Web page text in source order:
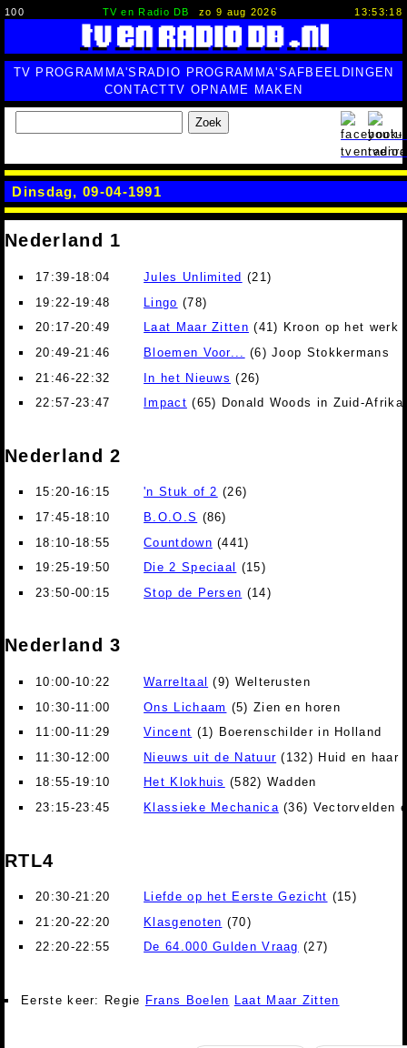
100 TV en Radio DB zo 9 aug 2026 13:53:19
TV PROGRAMMA'S RADIO PROGRAMMA'SAFBEELDINGEN
CONTACTTV OPNAME MAKEN
Zoek
Dinsdag, 09-04-1991
Nederland 1
17:39-18:04 Jules Unlimited (21)
19:22-19:48
Lingo (78)
20:17-20:49
Laat Maar Zitten (41) Kroon op het werk
20:49-21:46
Bloemen Voor... (6) Joop Stokkermans
21:46-22:32
In het Nieuws (26)
22:57-23:47
Impact (65) Donald Woods in Zuid-Afrika
Nederland 2
15:20-16:15 'n Stuk of 2 (26)
17:45-18:10
B.O.O.S (86)
18:10-18:55
Countdown (441)
19:25-19:50
Die 2 Speciaal
(15)
23:50-00:15
Stop de Persen (14)
Nederland 3
10:00-10:22 Warreltaal
(9) Welterusten
10:30-11:00
Ons Lichaam (5) Zien en horen
11:00-11:29
Vincent (1) Boerenschilder in Holland
11:30-12:00
Nieuws uit de Natuur (132) Huid en haar
18:55-19:10
Het Klokhuis (582) Wadden
23:15-23:45
Klassieke Mechanica(36) Vectorvelden
RTL4
20:30-21:20 Liefde op het Eerste Gezicht (15)
21:20-22:20
Klasgenoten (70)
22:20-22:55
De 64.000 Gulden Vraag (27)
Eerste keer: Regie Frans Boelen Laat Maar Zitten